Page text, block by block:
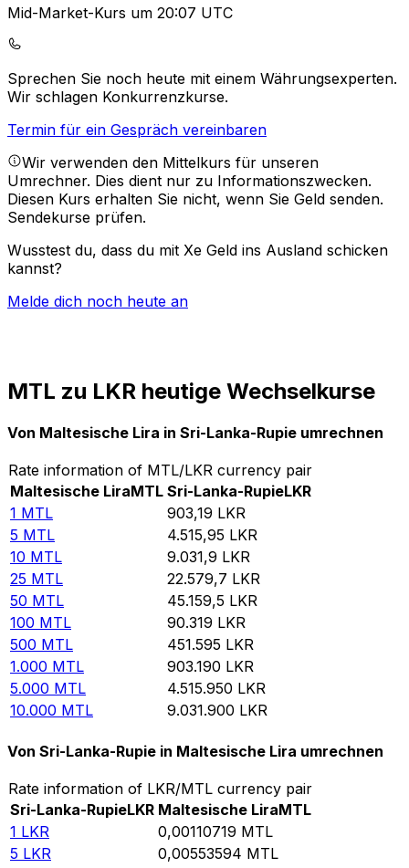
Mid-Market-Kurs um 20:07 UTC
Sprechen Sie noch heute mit einem Währungsexperten.
Wir schlagen Konkurrenzkurse.
Termin für ein Gespräch vereinbaren
Wir verwenden den Mittelkurs für unseren
Umrechner. Dies dient nur zu Informationszwecken.
Diesen Kurs erhalten Sie nicht, wenn Sie Geld senden.
Sendekurse prüfen.
Wusstest du, dass du mit Xe Geld ins Ausland schicken
kannst?
Melde dich noch heute an
MTL zu LKR heutige Wechselkurse
Von Maltesische Lira in Sri-Lanka-Rupie umrechnen
Rate information of MTL/LKR currency pair
Maltesische LiraMTL Sri-Lanka-RupieLKR
1 MTL 903,19 LKR
5 MTL 4.515,95 LKR
10 MTL 9.031,9 LKR
25 MTL 22.579,7 LKR
50 MTL 45.159,5 LKR
100 MTL 90.319 LKR
500 MTL 451.595 LKR
1.000 MTL 903.190 LKR
5.000 MTL 4.515.950 LKR
10.000 MTL 9.031.900 LKR
Von Sri-Lanka-Rupie in Maltesische Lira umrechnen
Rate information of LKR/MTL currency pair
Sri-Lanka-RupieLKR Maltesische LiraMTL
1 LKR 0,00110719 MTL
5 LKR 0,00553594 MTL